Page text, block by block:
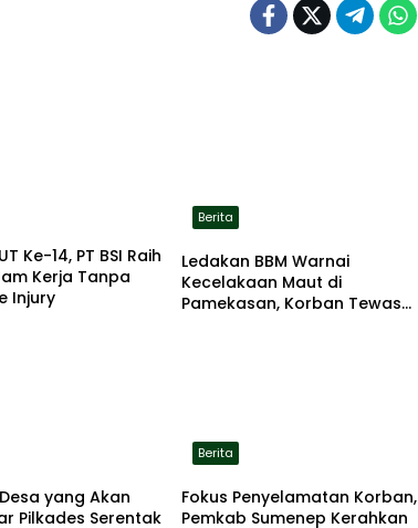
Ke-14, PT BSI Raih
Kerja Tanpa
Injury
Berita
Ledakan BBM Warnai
Kecelakaan Maut di
Pamekasan, Korban Tewas
yang Akan
Pilkades Serentak
Berita
Fokus Penyelamatan Korban,
Pemkab Sumenep Kerahkan